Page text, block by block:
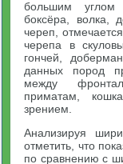
большим углом
боксёра, волка,
череп,
черепа в
гончей,
данных пород
между
приматам,
зрением.
Анализируя
отметить, что
по сравнению с